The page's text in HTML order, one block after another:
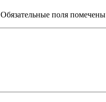
Обязательные поля помечены